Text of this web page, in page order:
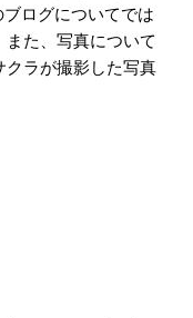
ブログについてでは
た、写真について
ラが撮影した写真